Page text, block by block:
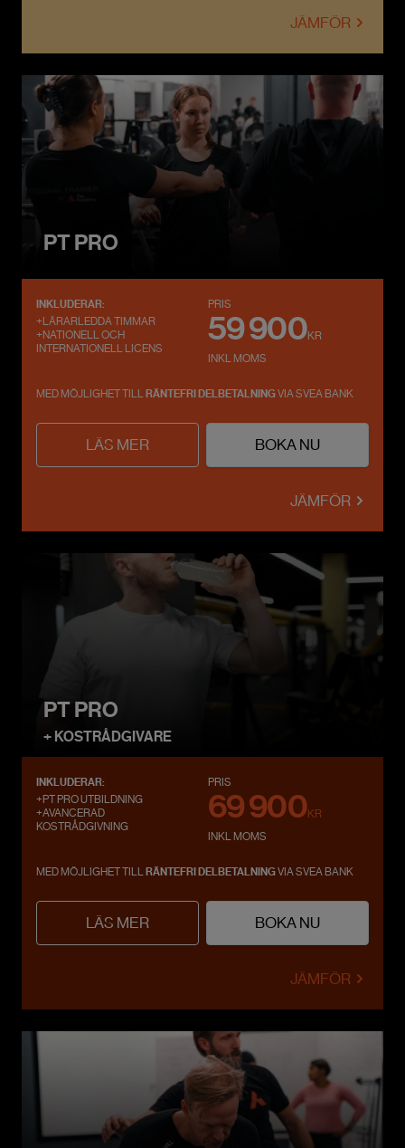
JÄMFÖR
PT PRO
INKLUDERAR:
+LÄRARLEDDA TIMMAR
+NATIONELL OCH
INTERNATIONELL LICENS
PRIS
59 900KR
INKL MOMS
MED MÖJLIGHET TILL RÄNTEFRI DELBETALNINGVIA SVEA BANK
LÄS MER BOKA NU
JÄMFÖR
PT PRO
+ KOSTRÅDGIVARE
INKLUDERAR:
+PT PRO UTBILDNING
+AVANCERAD
KOSTRÅDGIVNING
PRIS
69 900KR
INKL MOMS
MED MÖJLIGHET TILL RÄNTEFRI DELBETALNINGVIA SVEA BANK
LÄS MER BOKA NU
JÄMFÖR